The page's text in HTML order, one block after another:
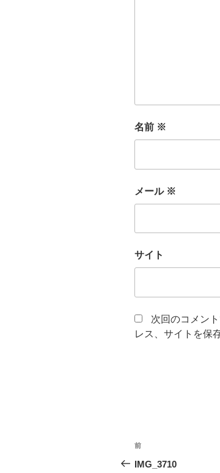
名前 ※
メール ※
サイト
次回のコメン
レス、サイトを保
投
稿
前
の
前
IMG_3710